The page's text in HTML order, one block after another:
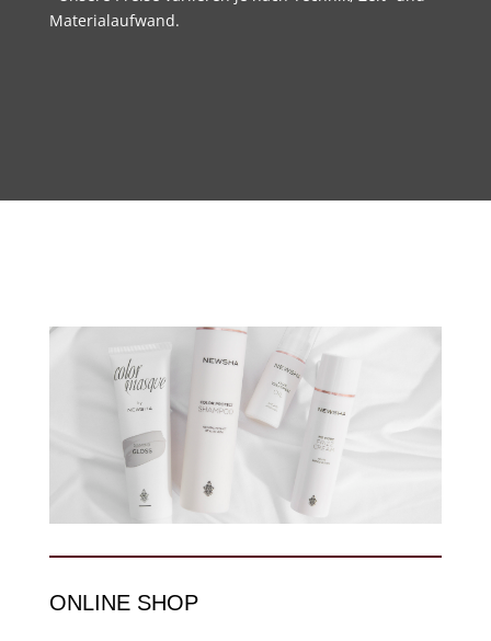
Materialaufwand.
ONLINE SHOP